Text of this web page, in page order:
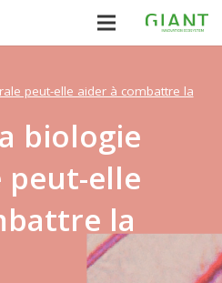
biologie
elle
la
peut-elle aider à combattre la